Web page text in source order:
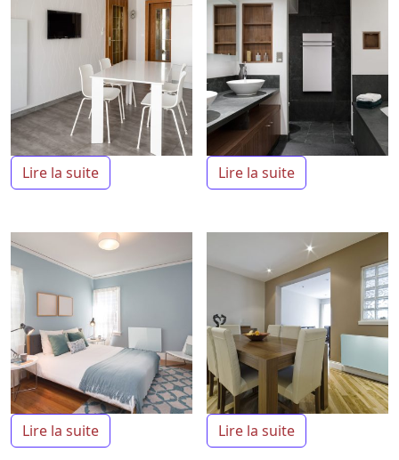
Lire la suite Lire la suite
Lire la suite Lire la suite